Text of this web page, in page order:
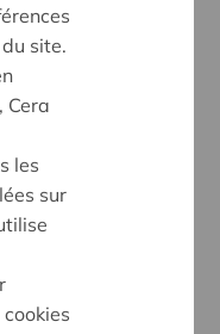
sans
site.
Cera
les
sur